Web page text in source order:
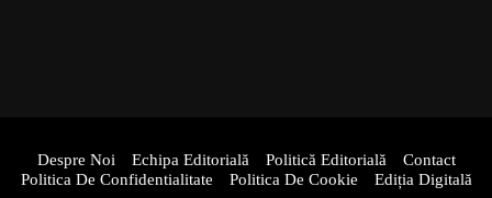
Despre Noi Echipa Editorială Politică Editorială
Contact
Politica De Confidentialitate
Politica De Cookie Ediția Digitală